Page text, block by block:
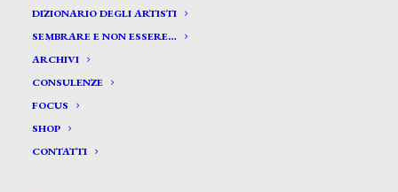
DIZIONARIO DEGLI ARTISTI
SEMBRARE E NON ESSERE…
ARCHIVI
CONSULENZE
FOCUS
SHOP
CONTATTI
La Penna